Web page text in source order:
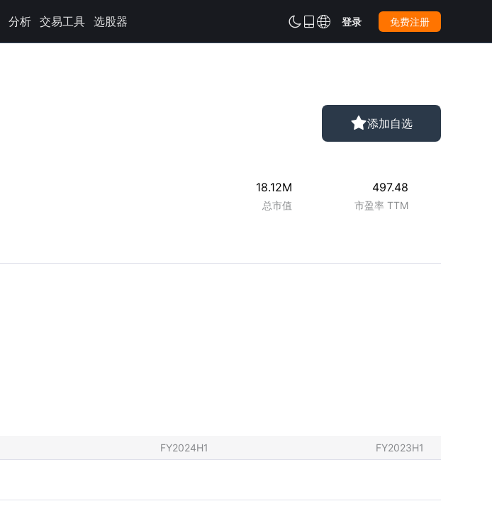
分析 交易工具 选股器  登录 免费注册
添加自选
18.12M
总市值
497.48
市盈率 TTM
FY2024H1 FY2023H1